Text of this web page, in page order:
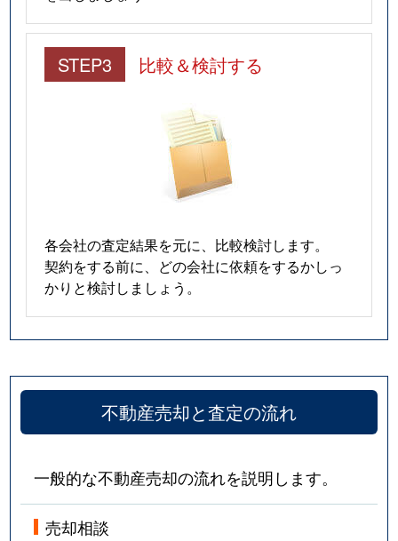
STEP3 比較＆検討する
各会社の査定結果を元に、比較検討します。
契約をする前に、どの会社に依頼をするかしっ
かりと検討しましょう。
不動産売却と査定の流れ
一般的な不動産売却の流れを説明します。
売却相談